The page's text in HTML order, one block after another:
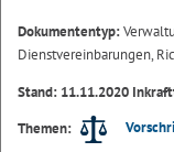
Dokumententyp:
Dienstvereinbarungen,
Stand: 11.11.2020
Themen: